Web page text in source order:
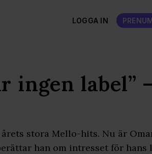
LOGGA IN
ingen label”
stora Mello-hits. Nu är
han om intresset för hans